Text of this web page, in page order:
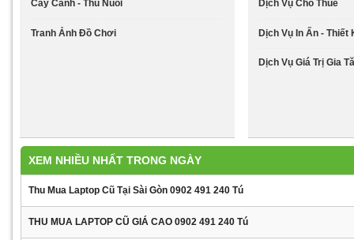
Cây Cảnh - Thú Nuôi
Tranh Ảnh Đồ Chơi
Dịch Vụ Cho Thuê
Dịch Vụ In Ấn - Thiết
Dịch Vụ Giá Trị Gia
XEM NHIỀU NHẤT TRONG NGÀY
Thu Mua Laptop Cũ Tại Sài Gòn 0902 491 240 Tú
THU MUA LAPTOP CŨ GIÁ CAO 0902 491 240 Tú